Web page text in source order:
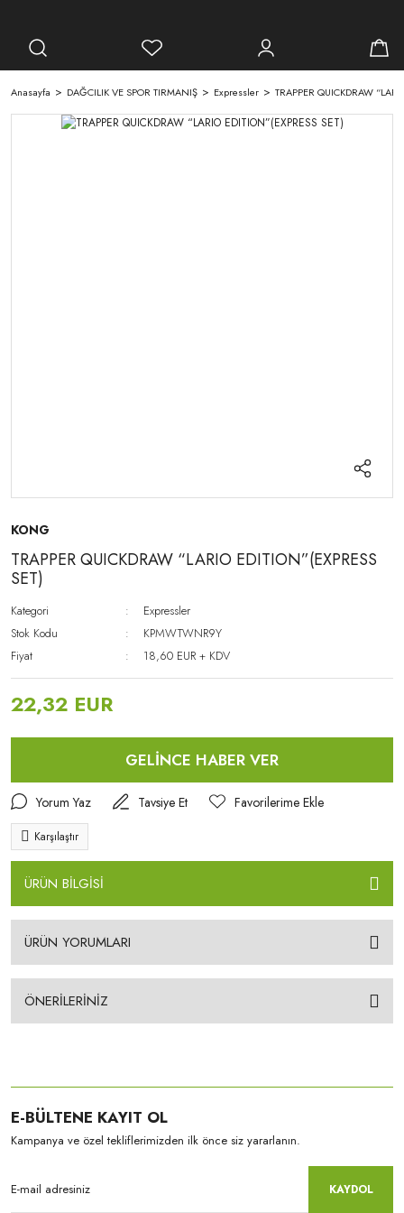
Anasayfa DAĞCILIK VE SPOR TIRMANIŞ Expressler TRAPPER QUICKDRAW
KONG
TRAPPER QUICKDRAW “LARIO EDITION”(EXPRESS
SET)
Kategori
Expressler
Stok Kodu
KPMWTWNR9Y
Fiyat
18,60 EUR + KDV
22,32 EUR
GELİNCE HABER VER
Yorum Yaz Tavsiye Et
Karşılaştır
ÜRÜN BİLGİSİ
ÜRÜN YORUMLARI
ÖNERİLERİNİZ
E-BÜLTENE KAYIT OL
Kampanya ve özel tekliflerimizden ilk önce siz yararlanın.
KAYDOL